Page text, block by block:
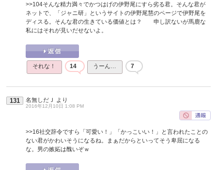
>>104そんな精力満々でかつはげの伊野尾にすら劣る君。そんな君が
ネットで、「ジャニ研」というサイトの伊野尾慧のページで伊野尾を
ディスる。そんな君の生きている価値とは？ 申し訳ないが馬鹿な
私にはそれが見いだせないよ。
それな！ 14 うーん… 7
131 名無しだＪ より
2016年12月10日 1:08 PM
>>16社交辞令ですら「可愛い！」「かっこいい！」と言われたことの
ない君がかわいそうになるね。まぁだからといってそう卑屈になる
な。男の嫉妬は醜いぞｗ